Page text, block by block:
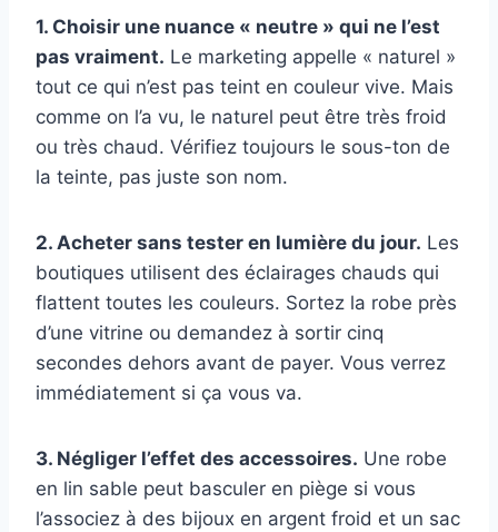
1. Choisir une nuance « neutre » qui ne l’est
pas vraiment. Le marketing appelle « naturel »
tout ce qui n’est pas teint en couleur vive. Mais
comme on l’a vu, le naturel peut être très froid
ou très chaud. Vérifiez toujours le sous-ton de
la teinte, pas juste son nom.
2. Acheter sans tester en lumière du jour. Les
boutiques utilisent des éclairages chauds qui
flattent toutes les couleurs. Sortez la robe près
d’une vitrine ou demandez à sortir cinq
secondes dehors avant de payer. Vous verrez
immédiatement si ça vous va.
3. Négliger l’effet des accessoires. Une robe
en lin sable peut basculer en piège si vous
l’associez à des bijoux en argent froid et un sac